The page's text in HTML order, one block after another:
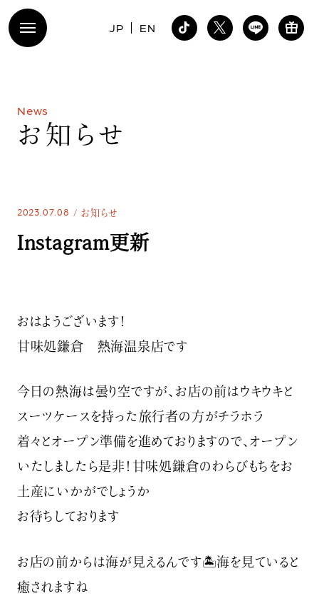
JP EN
News
お 知 ら せ
2023.07.08 お知らせ
Instagram更新
おはようございます！
甘味処鎌倉 熱海温泉店です
今日の熱海は曇り空ですが、お店の前はウキウキと
スーツケースを持った旅行者の方がチラホラ
着々とオープン準備を進めておりますので、オープン
いたしましたら是非！甘味処鎌倉のわらびもちをお
土産にいかがでしょうか
お待ちしております️
お店の前からは海が見えるんです🏝海を見ていると
癒されますね